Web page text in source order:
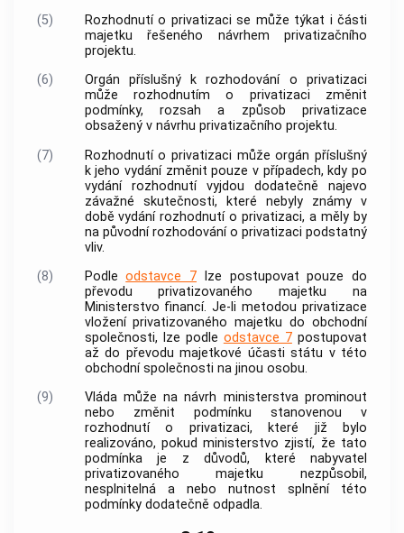
(5)
Rozhodnutí o privatizaci se může týkat i části
majetku řešeného návrhem privatizačního
projektu.
(6)
Orgán příslušný k rozhodování o privatizaci
může rozhodnutím o privatizaci změnit
podmínky, rozsah a způsob privatizace
obsažený v návrhu privatizačního projektu.
(7)
Rozhodnutí o privatizaci může orgán příslušný
k jeho vydání změnit pouze v případech, kdy po
vydání rozhodnutí vyjdou dodatečně najevo
závažné skutečnosti, které nebyly známy v
době vydání rozhodnutí o privatizaci, a měly by
na původní rozhodování o privatizaci podstatný
vliv.
(8)
Podleodstavce 7 lze postupovat pouze do
převodu privatizovaného majetku na
Ministerstvo financí. Je-li metodou privatizace
vložení privatizovaného majetku do obchodní
společnosti, lze podle odstavce 7postupovat
až do převodu majetkové účasti státu v této
obchodní společnosti na jinou osobu.
(9)
Vláda může na návrh ministerstva prominout
nebo změnit podmínku stanovenou v
rozhodnutí o privatizaci, které již bylo
realizováno, pokud ministerstvo zjistí, že tato
podmínka je z důvodů, které nabyvatel
privatizovaného majetku nezpůsobil,
nesplnitelná a nebo nutnost splnění této
podmínky dodatečně odpadla.